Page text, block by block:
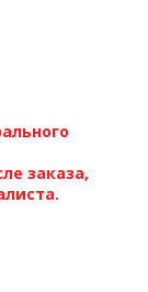
заказа,